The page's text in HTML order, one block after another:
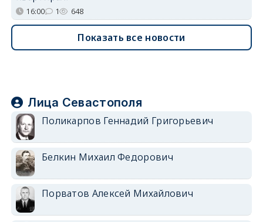
16:00 1 648
Показать все новости
Лица Севастополя
Поликарпов Геннадий Григорьевич
Белкин Михаил Федорович
Порватов Алексей Михайлович